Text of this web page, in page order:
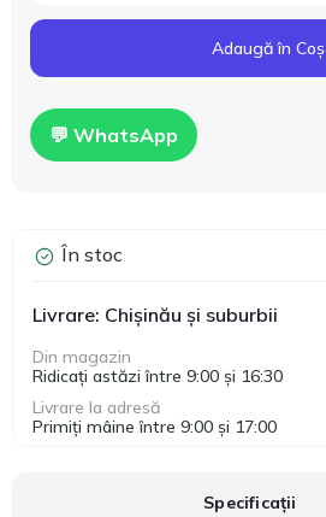
Adaugă în Coș
💬 WhatsApp
În stoc
Livrare: Chișinău și suburbii
Din magazin
Ridicați astăzi între 9:00 și 16:30
Livrare la adresă
Primiți mâine între 9:00 și 17:00
Specificații